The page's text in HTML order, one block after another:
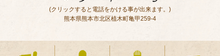
(クリックすると電話をかける事が出来ます。)
熊本県熊本市北区植木町亀甲259-4